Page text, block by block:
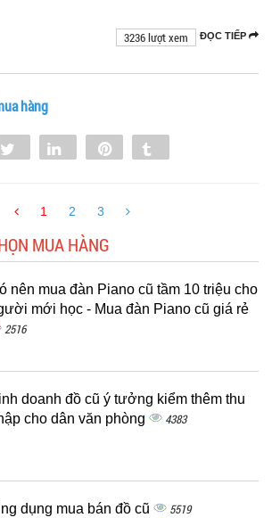
ĐỌC TIẾP
3236 lượt xem
hàng
Tweet Share
1 2 3
MUA HÀNG
nên mua đàn Piano cũ tầm 10 triệu cho
mới học - Mua đàn Piano cũ giá rẻ
2516
doanh đồ cũ ý tưởng kiểm thêm thu
cho dân văn phòng
4383
dụng mua bán đồ cũ 5519